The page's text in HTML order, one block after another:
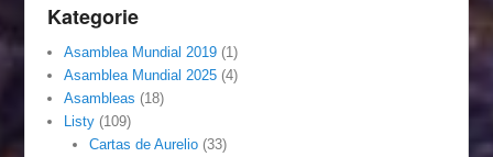
Kategorie
Asamblea Mundial 2019 (1)
Asamblea Mundial 2025 (4)
Asambleas (18)
Listy (109)
Cartas de Aurelio(33)